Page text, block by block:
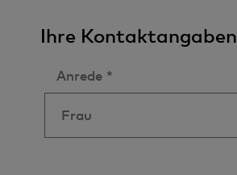
Ihre Kontaktangaben
Anrede *